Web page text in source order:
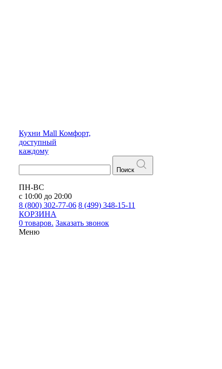
Кухни Mall Комфорт,
доступный
каждому
Поиск
ПН-ВС
с 10:00 до 20:00
8 (800) 302-77-06 8 (499) 348-15-11
КОРЗИНА
0 товаров. Заказать звонок
Меню